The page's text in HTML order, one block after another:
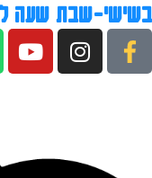
בשישי-שבת שעה